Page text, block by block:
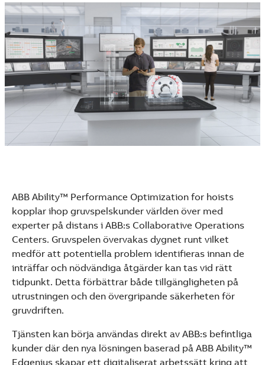
ABB Ability™ Performance Optimization for hoists
kopplar ihop gruvspelskunder världen över med
experter på distans i ABB:s Collaborative Operations
Centers. Gruvspelen övervakas dygnet runt vilket
medför att potentiella problem identifieras innan de
inträffar och nödvändiga åtgärder kan tas vid rätt
tidpunkt. Detta förbättrar både tillgängligheten på
utrustningen och den övergripande säkerheten för
gruvdriften.
Tjänsten kan börja användas direkt av ABB:s befintliga
kunder där den nya lösningen baserad på ABB Ability™
Edgenius skapar ett digitaliserat arbetssätt kring att